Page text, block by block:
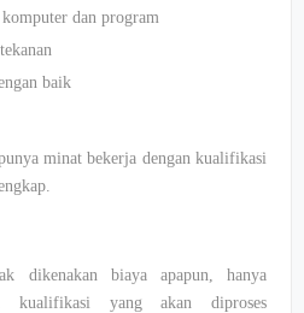
dan program
baik
minat bekerja dengan kualifikasi
dikenakan biaya apapun, hanya
kualifikasi yang akan diproses